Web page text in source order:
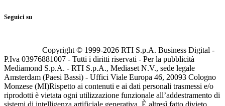
Seguici su
Copyright © 1999-2026 RTI S.p.A. Business Digital -
P.Iva 03976881007 - Tutti i diritti riservati - Per la pubblicità
Mediamond S.p.A. - RTI S.p.A., Mediaset N.V., sede legale
Amsterdam (Paesi Bassi) - Uffici Viale Europa 46, 20093 Cologno
Monzese (MI)Rispetto ai contenuti e ai dati personali trasmessi e/o
riprodotti è vietata ogni utilizzazione funzionale all’addestramento di